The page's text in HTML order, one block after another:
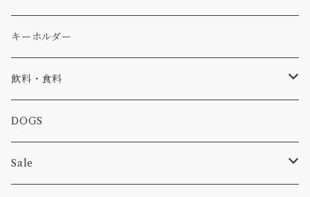
コラボ
食品
焚き火
小物
バイク
カー
キャップ、ニット
バッグ
小物
パンツ
ワッペン
ステッカー
ピン
キーホルダー
飲料・食料
コーヒー
食べ物
DOGS
Sale